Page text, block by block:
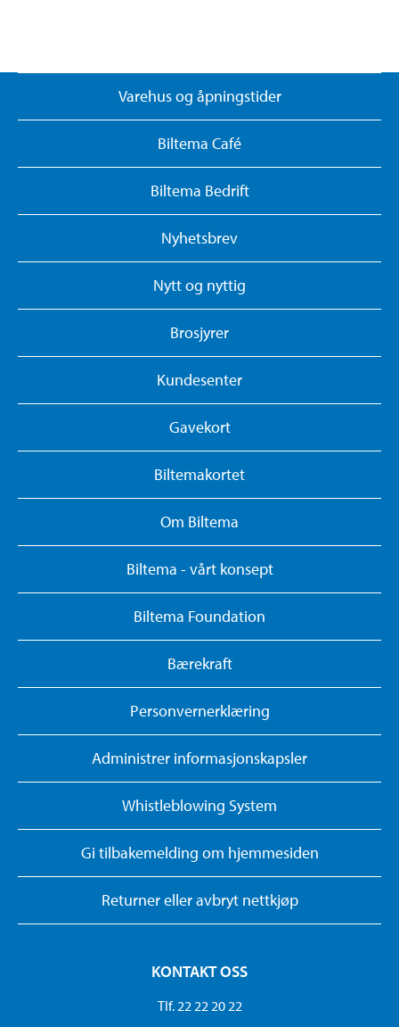
Varehus og åpningstider
Biltema Café
Biltema Bedrift
Nyhetsbrev
Nytt og nyttig
Brosjyrer
Kundesenter
Gavekort
Biltemakortet
Om Biltema
Biltema - vårt konsept
Biltema Foundation
Bærekraft
Personvernerklæring
Administrer informasjonskapsler
Whistleblowing System
Gi tilbakemelding om hjemmesiden
Returner eller avbryt nettkjøp
KONTAKT OSS
Tlf. 22 22 20 22